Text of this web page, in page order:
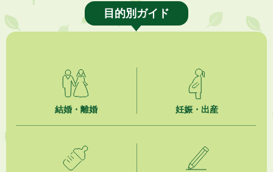
目的別ガイド
結婚・離婚 妊娠・出産